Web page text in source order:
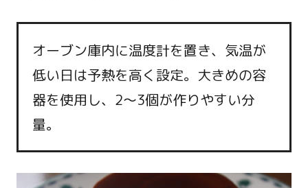
オーブン庫内に温度計を置き、気温が
低い日は予熱を高く設定。大きめの容
器を使用し、2～3個が作りやすい分
量。